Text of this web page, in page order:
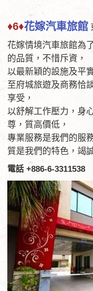
♦6♦花嫁汽車旅館
花嫁情境汽車旅館為
的品質，不惜斥資，
以最新穎的設施及平
至府城旅遊及商務恰
享受，
以舒解工作壓力，身
尊，質高價低，
專業服務是我們的服
質是我們的特色，竭
電話 +886-6-3311538